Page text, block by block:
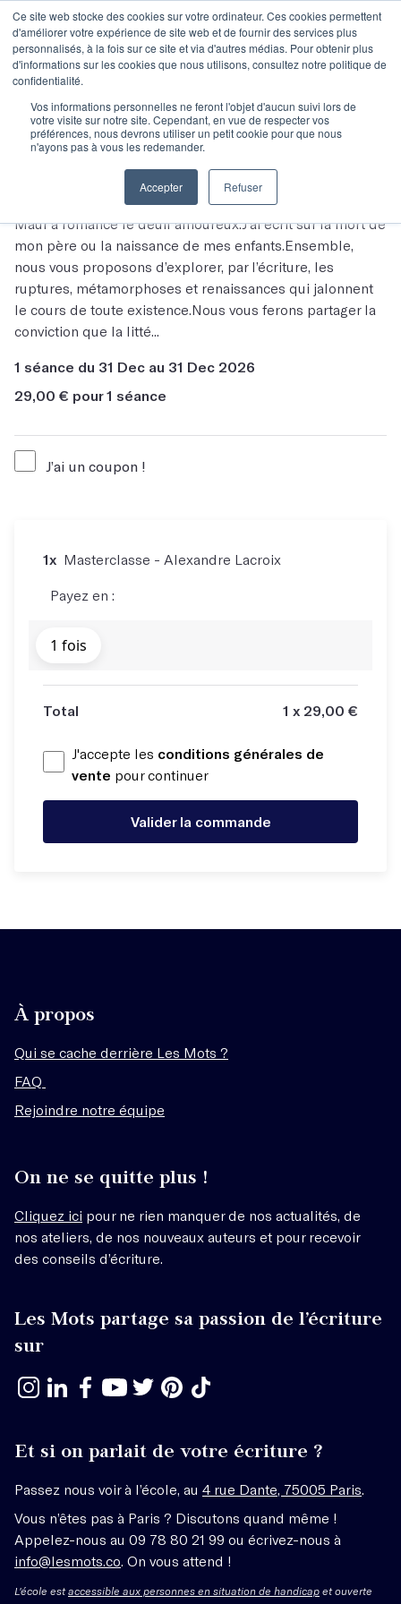
Ce site web stocke des cookies sur votre ordinateur. Ces cookies permettent
d'améliorer votre expérience de site web et de fournir des services plus
personnalisés, à la fois sur ce site et via d'autres médias. Pour obtenir plus
d'informations sur les cookies que nous utilisons, consultez notre politique de
confidentialité.
Vos informations personnelles ne feront l'objet d'aucun suivi lors de
votre visite sur notre site. Cependant, en vue de respecter vos
préférences, nous devrons utiliser un petit cookie pour que nous
n'ayons pas à vous les redemander.
Accepter Refuser
Votre panier
Masterclasse - Alexandre Lacroix
Les mots de l'auteur, Alexandre LacroixAgathe Saint-
Maur a romancé le deuil amoureux.J’ai écrit sur la mort de
mon père ou la naissance de mes enfants.Ensemble,
nous vous proposons d’explorer, par l’écriture, les
ruptures, métamorphoses et renaissances qui jalonnent
le cours de toute existence.Nous vous ferons partager la
conviction que la litté...
1 séance du 31 Dec au 31 Dec 2026
29,00 € pour 1 séance
J’ai un coupon !
1x Masterclasse - Alexandre Lacroix
Payez en :
1 fois
Total 1 x 29,00 €
J'accepte les conditions générales de
vente pour continuer
Valider la commande
À propos
Qui se cache derrière Les Mots ?
FAQ
Rejoindre notre équipe
On ne se quitte plus !
Cliquez ici pour ne rien manquer de nos actualités, de
nos ateliers, de nos nouveaux auteurs et pour recevoir
des conseils d’écriture.
Les Mots partage sa passion de l’écriture
sur
Et si on parlait de votre écriture ?
Passez nous voir à l’école, au 4 rue Dante, 75005 Paris.
Vous n’êtes pas à Paris ? Discutons quand même !
Appelez-nous au 09 78 80 21 99 ou écrivez-nous à
info@lesmots.co. On vous attend !
L'école estaccessible aux personnes en situation de handicap et ouverte